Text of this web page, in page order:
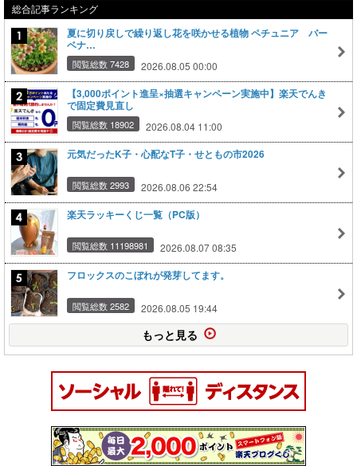
総合記事ランキング
夏に切り戻しで繰り返し花を咲かせる植物 ペチュニア バー
ベナ…
閲覧総数 7428 2026.08.05 00:00
【3,000ポイント進呈×抽選キャンペーン実施中】楽天でんき
で固定費見直し
閲覧総数 18902 2026.08.04 11:00
元気だったK子・心配なT子・せともの市2026
閲覧総数 2993 2026.08.06 22:54
楽天ラッキーくじ一覧（PC版）
閲覧総数 11198981 2026.08.07 08:35
フロックスのこぼれが発芽してます。
閲覧総数 2582 2026.08.05 19:44
もっと見る